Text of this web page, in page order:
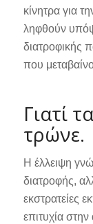
κίνητρα για
ληφθούν
διατροφικής
που
Γιατί
τρώνε.
Η έλλειψη
διατροφής,
εκστρατείες
επιτυχία